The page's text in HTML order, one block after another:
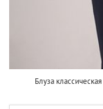
Блуза